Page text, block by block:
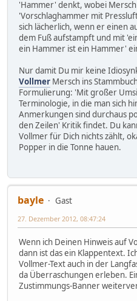
'Hammer' denkt, wobei
'Vorschlaghammer mit
sich lächerlich, wenn er einen
dem Fuß aufstampft und mit
ein Hammer ist ein Hammer'
Nur damit Du mir keine
Vollmer Mersch ins
Formulierung: 'Mit großer
Terminologie, in die man sich
Anmerkungen sind durchaus
den Zeilen' Kritik findet. Du
Vollmer für Dich nichts zählt,
Popper in die Tonne hauen.
bayle
Gast
27. Dezember 2012, 08:47:24
Wenn ich Deinen Hinweis auf
dann ist das ein Klappentext.
Vollmer-Text auch in der
da Überraschungen erleben.
Zustimmungs-Banner